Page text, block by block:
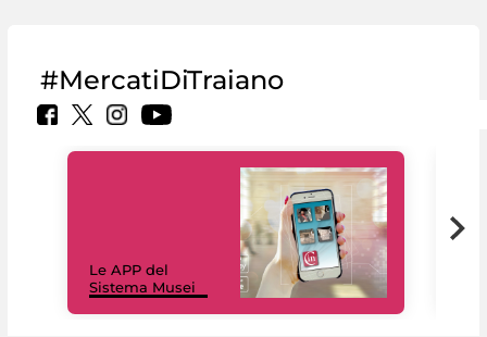
#MercatiDiTraiano
Le APP del
Sistema Musei